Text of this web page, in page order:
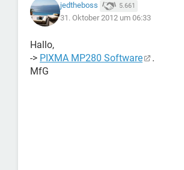
jedtheboss 5.661
31. Oktober 2012 um 06:33
Hallo,
-> PIXMA MP280 Software
.
MfG